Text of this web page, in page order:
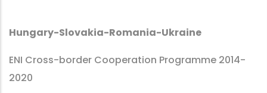
Hungary-Slovakia-Romania-Ukraine
ENI Cross-border Cooperation Programme 2014-
2020